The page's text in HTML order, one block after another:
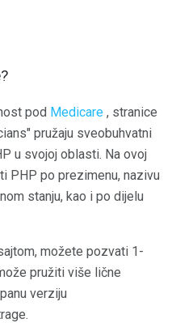
pod Medicare , stranice
pružaju sveobuhvatni
u svojoj oblasti. Na ovoj
​​PHP po prezimenu, nazivu
stanju, kao i po dijelu
možete pozvati 1-
pružiti više lične
verziju